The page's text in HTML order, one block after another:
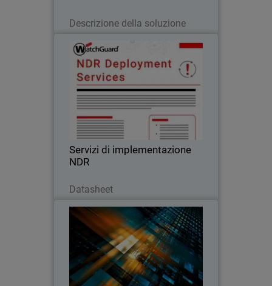
Descrizione della soluzione
Servizi di implementazione
NDR
Datasheet
Servizi di implementazione NDR
WatchGuard garantiscono una
configurazione rapida e guidata da
esperti, consentendovi di accelerare il
vostro investimento in soluzioni di NDR
Rapporto sui trend della
sicurezza informatica per i MSP
Leggi l’ultimo report MSP sulla
domanda di cybersecurity, le
aspettative dei clienti, i trend di pricing e